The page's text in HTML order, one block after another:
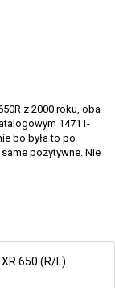
z 2000 roku, oba
14711-
bo była to po
pozytywne. Nie
XR 650 (R/L)